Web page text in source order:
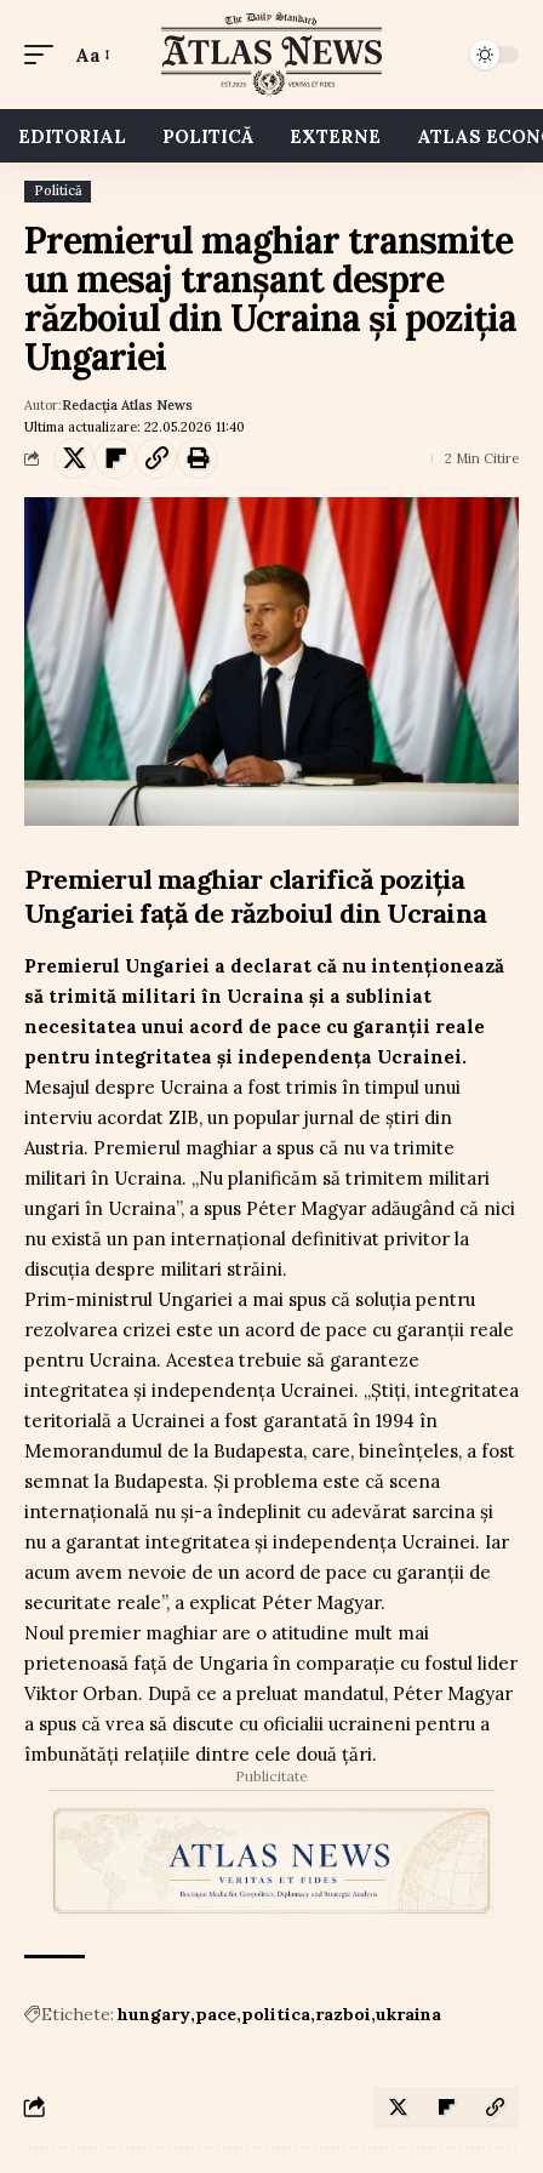
Aa
EDITORIAL POLITICĂ EXTERNE ATLAS
Politică
Premierul maghiar transmite
un mesaj tranșant despre
războiul din Ucraina și poziția
Ungariei
Ultima actualizare: 22.05.2026 11:40
Autor:Redacția Atlas News
2 Min Citire
Premierul maghiar clarifică poziția
Ungariei față de războiul din Ucraina
Premierul Ungariei a declarat că nu intenționează
să trimită militari în Ucraina și a subliniat
necesitatea unui acord de pace cu garanții reale
pentru integritatea și independența Ucrainei.
Mesajul despre Ucraina a fost trimis în timpul unui
interviu acordat ZIB, un popular jurnal de știri din
Austria. Premierul maghiar a spus că nu va trimite
militari în Ucraina. „Nu planificăm să trimitem militari
ungari în Ucraina”, a spus Péter Magyar adăugând că nici
nu există un pan internațional definitivat privitor la
discuția despre militari străini.
Prim-ministrul Ungariei a mai spus că soluția pentru
rezolvarea crizei este un acord de pace cu garanții reale
pentru Ucraina. Acestea trebuie să garanteze
integritatea și independența Ucrainei. „Știți, integritatea
teritorială a Ucrainei a fost garantată în 1994 în
Memorandumul de la Budapesta, care, bineînțeles, a fost
semnat la Budapesta. Și problema este că scena
internațională nu și-a îndeplinit cu adevărat sarcina și
nu a garantat integritatea și independența Ucrainei. Iar
acum avem nevoie de un acord de pace cu garanții de
securitate reale”, a explicat Péter Magyar.
Noul premier maghiar are o atitudine mult mai
prietenoasă față de Ungaria în comparație cu fostul lider
Viktor Orban. După ce a preluat mandatul, Péter Magyar
a spus că vrea să discute cu oficialii ucraineni pentru a
îmbunătăți relațiile dintre cele două țări.
Publicitate
Etichete: hungary pace politica razboi ukraina